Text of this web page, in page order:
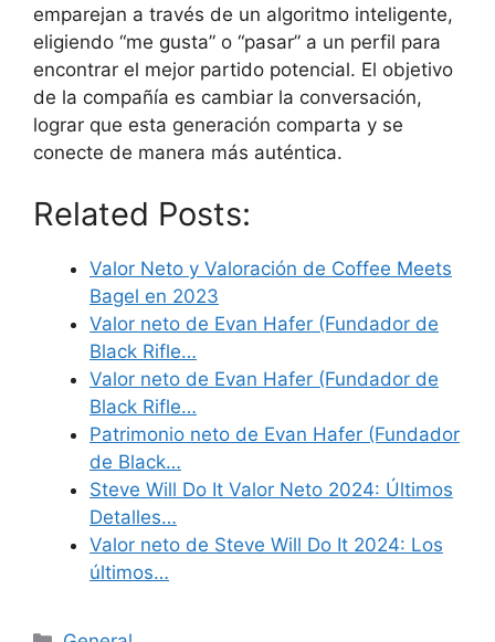
emparejan a través de un algoritmo inteligente,
eligiendo “me gusta” o “pasar” a un perfil para
encontrar el mejor partido potencial. El objetivo
de la compañía es cambiar la conversación,
lograr que esta generación comparta y se
conecte de manera más auténtica.
Related Posts:
Valor Neto y Valoración de Coffee Meets
Bagel en 2023
Valor neto de Evan Hafer (Fundador de
Black Rifle…
Valor neto de Evan Hafer (Fundador de
Black Rifle…
Patrimonio neto de Evan Hafer (Fundador
de Black…
Steve Will Do It Valor Neto 2024: Últimos
Detalles…
Valor neto de Steve Will Do It 2024: Los
últimos…
Categories